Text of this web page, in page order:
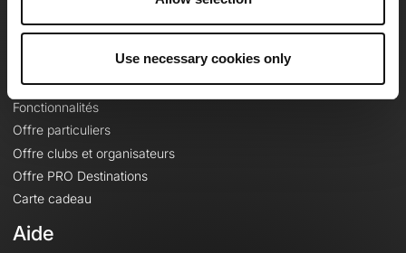
Use necessary cookies only
Le Mag'
Fonds de cartes topographiques
Fonctionnalités
Offre particuliers
Offre clubs et organisateurs
Offre PRO Destinations
Carte cadeau
Aide